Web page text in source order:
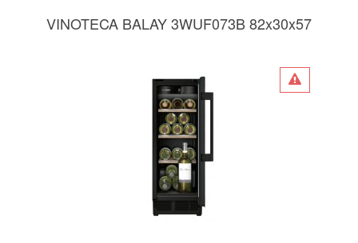
VINOTECA BALAY 3WUF073B 82x30x57